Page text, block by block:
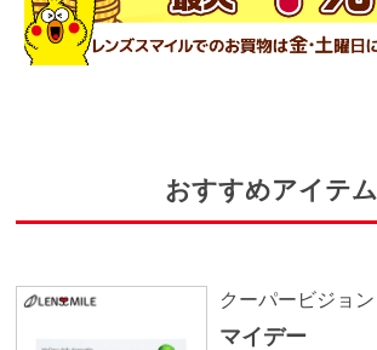
おすすめアイテム
クーパービジョン
マイデー